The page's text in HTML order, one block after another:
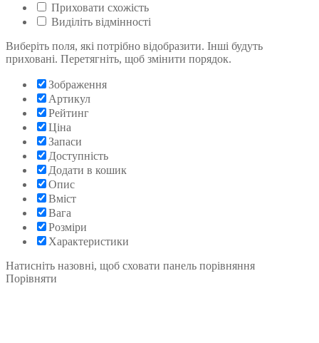
Приховати схожість
Виділіть відмінності
Виберіть поля, які потрібно відобразити. Інші будуть
приховані. Перетягніть, щоб змінити порядок.
Зображення
Артикул
Рейтинг
Ціна
Запаси
Доступність
Додати в кошик
Опис
Вміст
Вага
Розміри
Характеристики
Натисніть назовні, щоб сховати панель порівняння
Порівняти